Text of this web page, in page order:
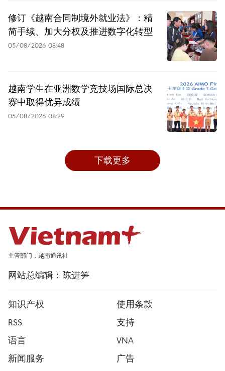
修订《越南合同制境外就业法》：精
简手续、加大分权及推进数字化转型
05/08/2026 08:48
越南学生在亚洲数学竞技场国际总决
赛中取得优异成绩
05/08/2026 08:29
下载更多
主管部门：越南通讯社
网站总编辑：陈进笋
知识产权
使用条款
RSS
支持
语言
VNA
新闻服务
广告